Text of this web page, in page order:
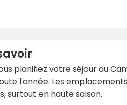
planifiez votre séjour au
l'année. Les
surtout en haute saison.